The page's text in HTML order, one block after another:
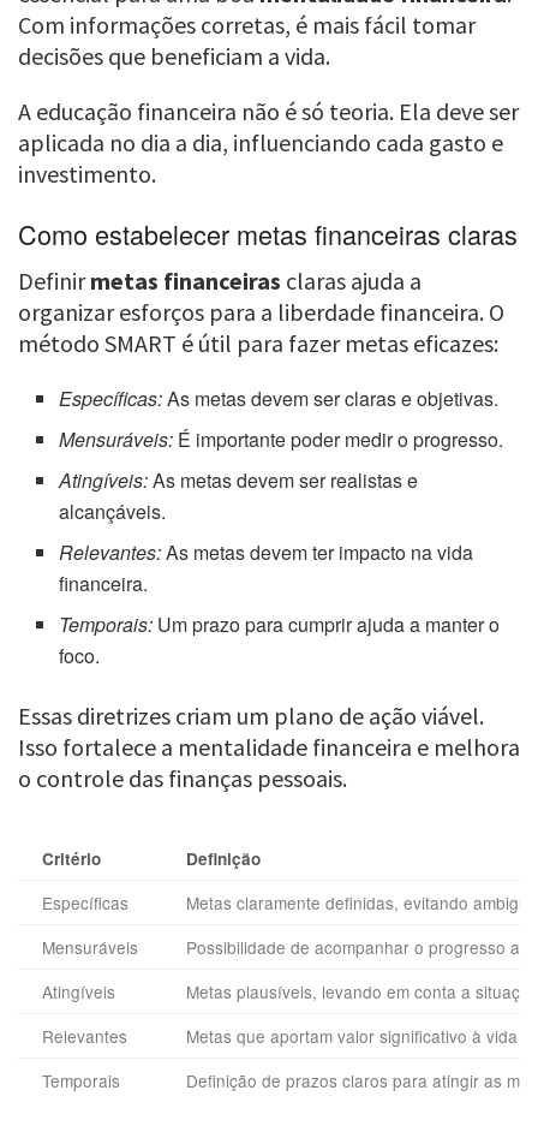
Com informações corretas, é mais fácil tomar
decisões que beneficiam a vida.
A educação financeira não é só teoria. Ela deve ser
aplicada no dia a dia, influenciando cada gasto e
investimento.
Como estabelecer metas financeiras claras
Definirmetas financeiras claras ajuda a
organizar esforços para a liberdade financeira. O
método SMART é útil para fazer metas eficazes:
Específicas:As metas devem ser claras e objetivas.
Mensuráveis: É importante poder medir o progresso.
Atingíveis:As metas devem ser realistas e
alcançáveis.
Relevantes:As metas devem ter impacto na vida
financeira.
Temporais: Um prazo para cumprir ajuda a manter o
foco.
Essas diretrizes criam um plano de ação viável.
Isso fortalece a mentalidade financeira e melhora
o controle das finanças pessoais.
Critério Definição
Específicas
Metas claramente definidas, evitando
Mensuráveis
Possibilidade de acompanhar o progresso
Atingíveis
Metas plausíveis, levando em conta a
Relevantes
Metas que aportam valor significativo à vida
Temporais
Definição de prazos claros para atingir as